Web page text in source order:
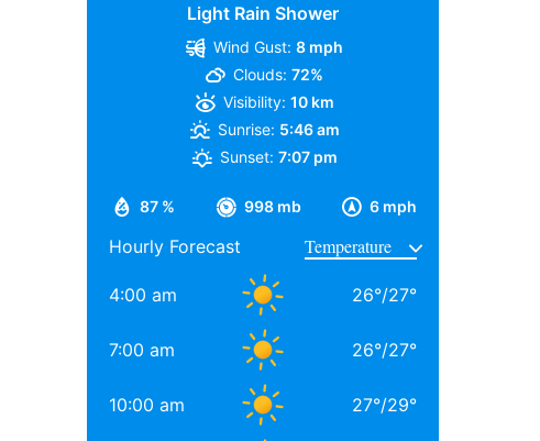
Light Rain Shower
87 % 998 mb 6 mph
Wind Gust: 8 mph
Clouds: 72%
Visibility: 10 km
Sunrise: 5:46 am
Sunset: 7:07 pm
Hourly Forecast
4:00 am 26°/27°
7:00 am 26°/27°
10:00 am 27°/29°